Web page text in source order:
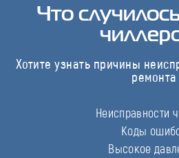
Что
Хотите узнать причины
ремонта
Неисправности
Коды
Высокое